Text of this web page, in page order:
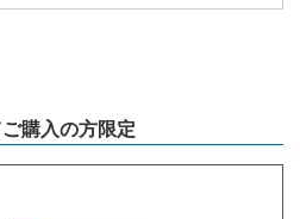
購入の方限定